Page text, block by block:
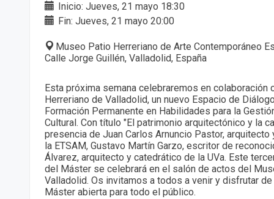
Inicio: Jueves, 21 mayo 18:30
Fin: Jueves, 21 mayo 20:00
Museo Patio Herreriano de Arte Contemporáneo
Calle Jorge Guillén, Valladolid, España
Esta próxima semana celebraremos en colaboración
Herreriano de Valladolid, un nuevo Espacio de
Formación Permanente en Habilidades para la
Cultural. Con título "El patrimonio arquitectónico y la
presencia de Juan Carlos Arnuncio Pastor,
la ETSAM, Gustavo Martín Garzo, escritor de
Álvarez, arquitecto y catedrático de la UVa. Este
del Máster se celebrará en el salón de actos del
Valladolid. Os invitamos a todos a venir y disfrutar
Máster abierta para todo el público.